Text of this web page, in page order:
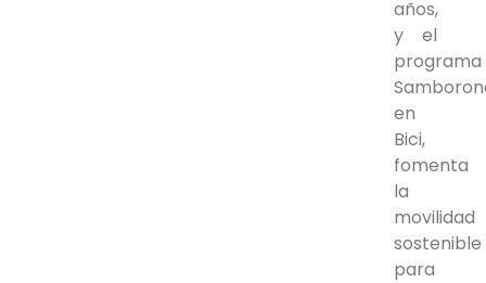
años,
y el
programa
en
Bici,
fomenta
la
movilidad
sostenible
para